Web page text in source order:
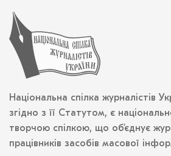
Національна спілка журналістів
згідно з її Статутом, є
творчою спілкою, що об’єднує
працівників засобів масової